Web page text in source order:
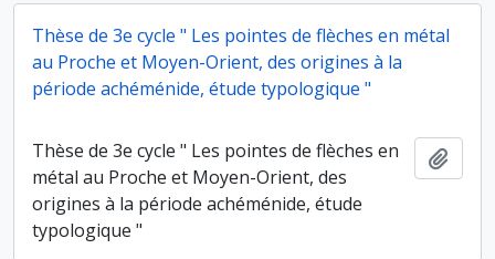
Thèse de 3e cycle " Les pointes de flèches en métal
au Proche et Moyen-Orient, des origines à la
période achéménide, étude typologique "
Thèse de 3e cycle " Les pointes de flèches en
métal au Proche et Moyen-Orient, des
origines à la période achéménide, étude
typologique "